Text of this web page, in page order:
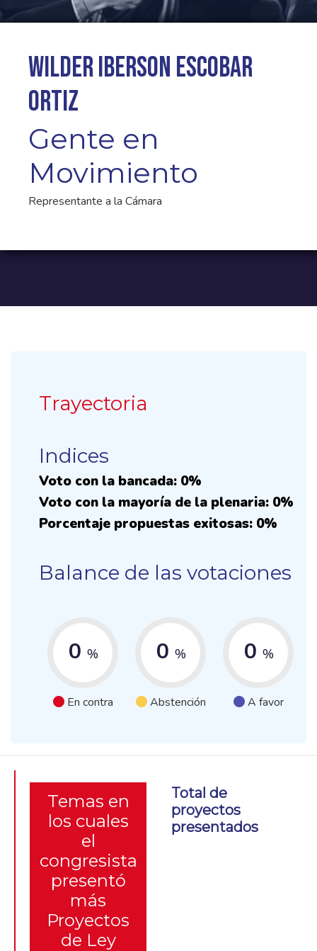
Wilder Iberson Escobar
Ortiz
Gente en
Movimiento
Representante a la Cámara
Trayectoria
Indices
Voto con la bancada: 0%
Voto con la mayoría de la plenaria: 0%
Porcentaje propuestas exitosas: 0%
Balance de las votaciones
0 %
En contra
0 %
Abstención
0 %
A favor
Temas en
los cuales
el
congresista
presentó
más
Proyectos
de Ley
Total de
proyectos
presentados